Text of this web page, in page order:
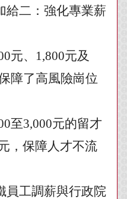
給二：強化專業薪
元、1,800元及
障了高風險崗位
至3,000元的留才
，保障人才不流
員工調薪與行政院